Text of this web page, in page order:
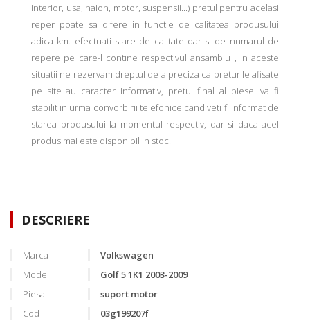
interior, usa, haion, motor, suspensii...) pretul pentru acelasi
reper poate sa difere in functie de calitatea produsului
adica km. efectuati stare de calitate dar si de numarul de
repere pe care-l contine respectivul ansamblu , in aceste
situatii ne rezervam dreptul de a preciza ca preturile afisate
pe site au caracter informativ, pretul final al piesei va fi
stabilit in urma convorbirii telefonice cand veti fi informat de
starea produsului la momentul respectiv, dar si daca acel
produs mai este disponibil in stoc.
DESCRIERE
Marca
Volkswagen
Model
Golf 5 1K1 2003-2009
Piesa
suport motor
Cod
03g199207f